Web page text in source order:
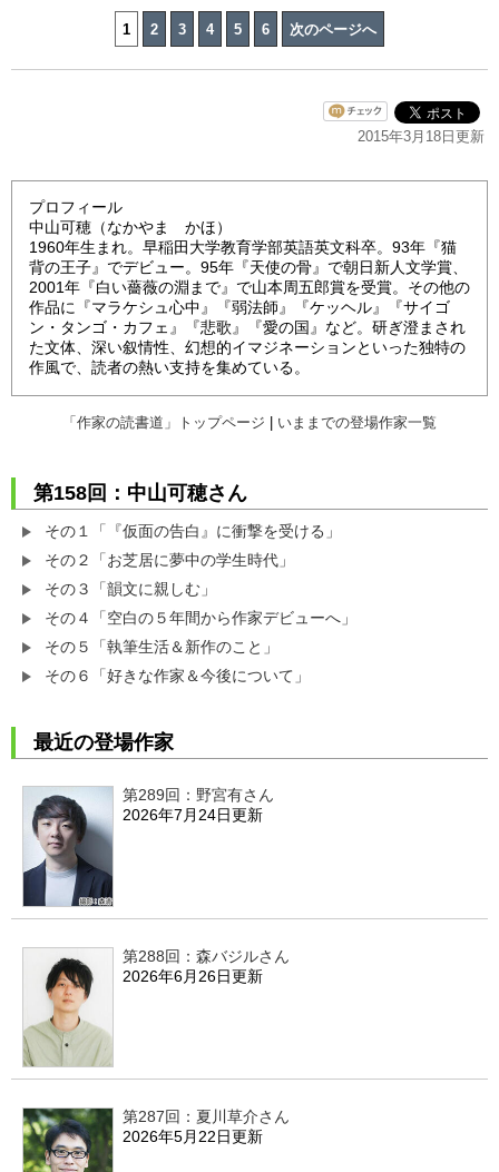
1 2 3 4 5 6 次のページへ
2015年3月18日更新
プロフィール
中山可穂（なかやま かほ）
1960年生まれ。早稲田大学教育学部英語英文科卒。93年『猫
背の王子』でデビュー。95年『天使の骨』で朝日新人文学賞、
2001年『白い薔薇の淵まで』で山本周五郎賞を受賞。その他の
作品に『マラケシュ心中』『弱法師』『ケッヘル』『サイゴ
ン・タンゴ・カフェ』『悲歌』『愛の国』など。研ぎ澄まされ
た文体、深い叙情性、幻想的イマジネーションといった独特の
作風で、読者の熱い支持を集めている。
「作家の読書道」トップページ いままでの登場作家一覧
第158回：中山可穂さん
その１「『仮面の告白』に衝撃を受ける」
その２「お芝居に夢中の学生時代」
その３「韻文に親しむ」
その４「空白の５年間から作家デビューへ」
その５「執筆生活＆新作のこと」
その６「好きな作家＆今後について」
最近の登場作家
第289回：野宮有さん
2026年7月24日更新
第288回：森バジルさん
2026年6月26日更新
第287回：夏川草介さん
2026年5月22日更新